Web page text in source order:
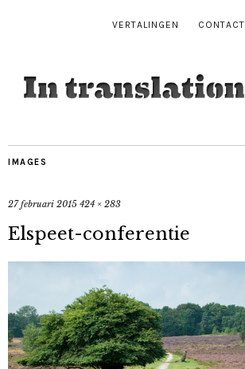
VERTALINGEN CONTACT
IMAGES
27 februari 2015 424 × 283
Elspeet-conferentie